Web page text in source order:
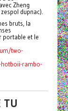
Zheng
dupnac).
bruts, la
portable et le
two-
rambo-
TU